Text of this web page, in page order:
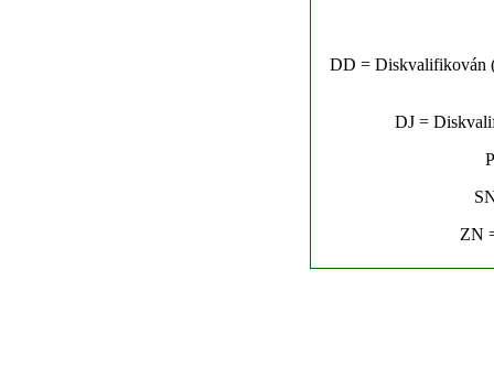
DD = Diskvalifikován
DJ =
ZN